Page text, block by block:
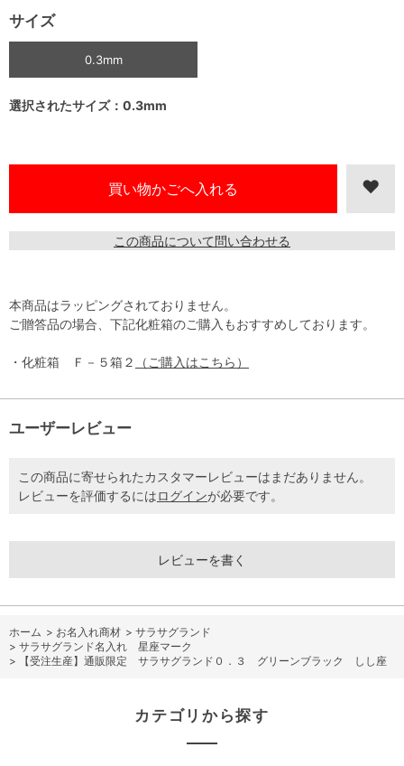
サイズ
0.3mm
選択されたサイズ：0.3mm
この商品について問い合わせる
本商品はラッピングされておりません。
ご贈答品の場合、下記化粧箱のご購入もおすすめしております。
・化粧箱 Ｆ－５箱２ （ご購入はこちら）
ユーザーレビュー
この商品に寄せられたカスタマーレビューはまだありません。
レビューを評価するにはログインが必要です。
レビューを書く
ホーム > お名入れ商材 > サラサグランド
> サラサグランド名入れ 星座マーク
>
【受注生産】通販限定 サラサグランド０．３ グリーンブラック しし座
カテゴリから探す